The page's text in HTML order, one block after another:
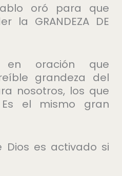
oró para que
la GRANDEZA DE
en oración que
grandeza del
nosotros, los que
el mismo gran
Dios es activado si